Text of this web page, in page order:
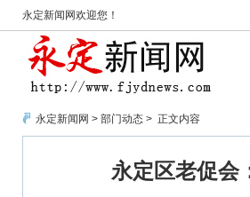
永定新闻网欢迎您！
永定新闻网 > 部门动态 > 正文内容
永定区老促会